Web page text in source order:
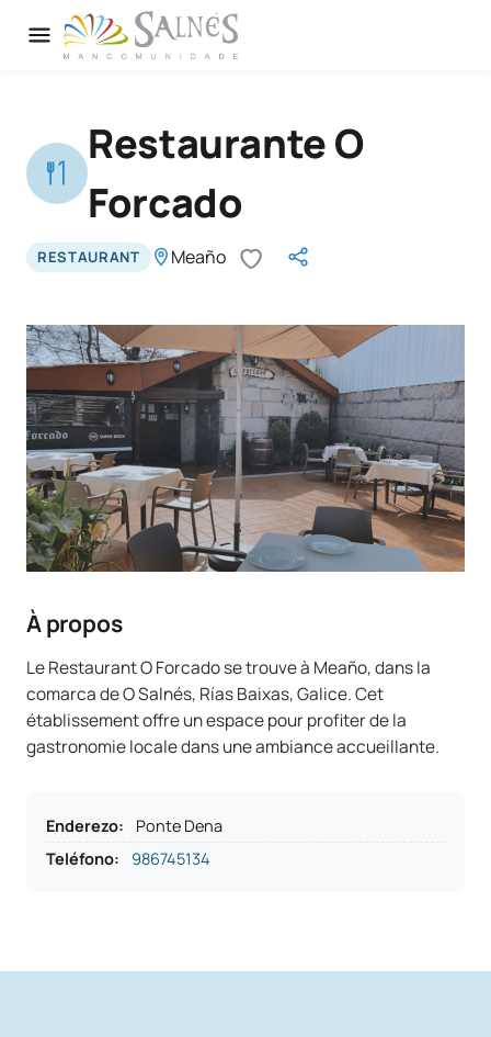
Restaurante O
Forcado
RESTAURANT Meaño
À propos
Le Restaurant O Forcado se trouve à Meaño, dans la
comarca de O Salnés, Rías Baixas, Galice. Cet
établissement offre un espace pour profiter de la
gastronomie locale dans une ambiance accueillante.
Enderezo:
Ponte Dena
Teléfono: 986745134